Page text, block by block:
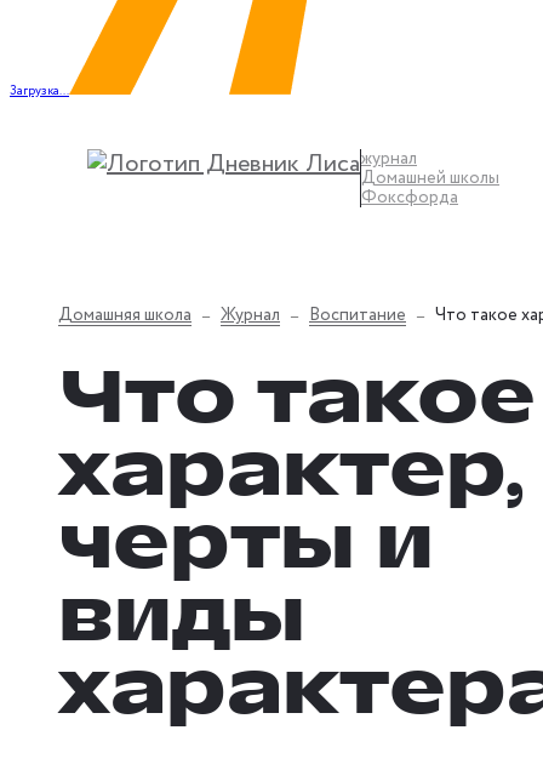
Загрузка...
журнал
Домашней школы
Фоксфорда
Домашняя школа Журнал Воспитание Что такое
Что такое
характер,
черты и
виды